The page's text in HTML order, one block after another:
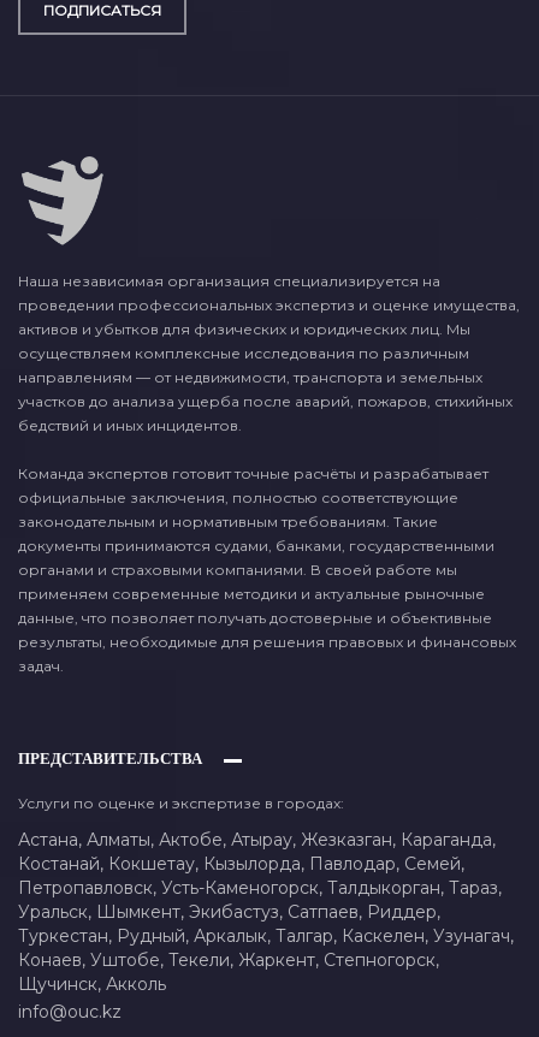
ПОДПИСАТЬСЯ
Наша независимая организация специализируется на
проведении профессиональных экспертиз и оценке имущества,
активов и убытков для физических и юридических лиц. Мы
осуществляем комплексные исследования по различным
направлениям — от недвижимости, транспорта и земельных
участков до анализа ущерба после аварий, пожаров, стихийных
бедствий и иных инцидентов.
Команда экспертов готовит точные расчёты и разрабатывает
официальные заключения, полностью соответствующие
законодательным и нормативным требованиям. Такие
документы принимаются судами, банками, государственными
органами и страховыми компаниями. В своей работе мы
применяем современные методики и актуальные рыночные
данные, что позволяет получать достоверные и объективные
результаты, необходимые для решения правовых и финансовых
задач.
ПРЕДСТАВИТЕЛЬСТВА
Услуги по оценке и экспертизе в городах:
Астана, Алматы, Актобе, Атырау, Жезказган, Караганда,
Костанай, Кокшетау, Кызылорда, Павлодар, Семей,
Петропавловск, Усть-Каменогорск, Талдыкорган, Тараз,
Уральск, Шымкент, Экибастуз, Сатпаев, Риддер,
Туркестан, Рудный, Аркалык, Талгар, Каскелен, Узунагач,
Конаев, Уштобе, Текели, Жаркент, Степногорск,
Щучинск, Акколь
info@ouc.kz